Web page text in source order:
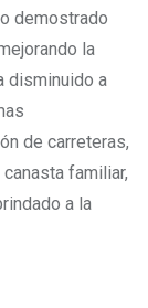
demostrado
la
disminuido a
de carreteras,
familiar,
a la